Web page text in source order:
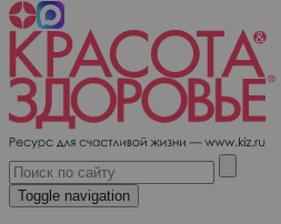
Toggle navigation